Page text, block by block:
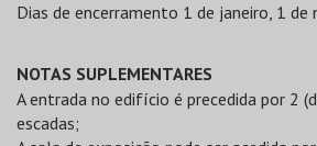
Dias de encerramento 1 de janeiro, 1 de
NOTAS SUPLEMENTARES
A entrada no edifício é precedida por 2
escadas;